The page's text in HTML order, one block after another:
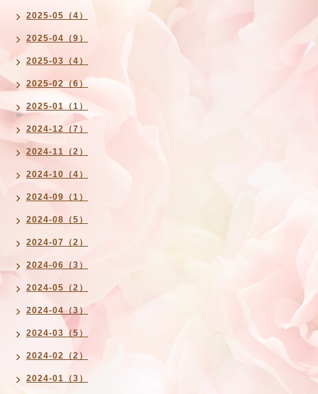
2025-05（4）
2025-04（9）
2025-03（4）
2025-02（6）
2025-01（1）
2024-12（7）
2024-11（2）
2024-10（4）
2024-09（1）
2024-08（5）
2024-07（2）
2024-06（3）
2024-05（2）
2024-04（3）
2024-03（5）
2024-02（2）
2024-01（3）